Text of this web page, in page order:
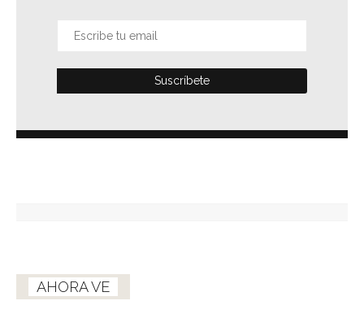
AHORA VE